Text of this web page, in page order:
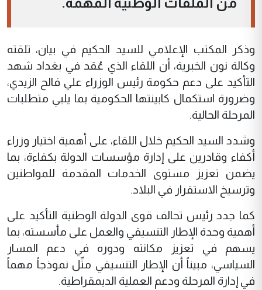
وذكر المكتب الإعلامي للسيد الحكيم في بيان، تلقته
وكالة نون الخبرية، أن اللقاء الذي عُقد في بغداد شهد
التأكيد على دعم حكومة رئيس الوزراء علي فالح الزيدي،
وضرورة استكمال كابينتها الحكومية بما يلبي متطلبات
المرحلة الحالية.
وشدد السيد الحكيم خلال اللقاء، على أهمية اختيار وزراء
أكفاء وقادرين على إدارة مؤسسات الدولة بكفاءة، بما
يضمن تعزيز مستوى الخدمات المقدمة للمواطنين
وترسيخ الاستقرار في البلاد.
كما جدد رئيس تحالف قوى الدولة الوطنية التأكيد على
أهمية وحدة الإطار التنسيقي والعمل على مأسسته، بما
يسهم في تعزيز مكانته ودوره في دعم المسار
السياسي، مبيناً أن الإطار التنسيقي مثّل نموذجاً مهماً
في إدارة المرحلة ودعم العملية الديمقراطية.